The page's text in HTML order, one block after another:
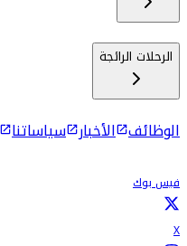
الرحلات الرائجة
الوظائف الأخبار سياساتنا
فيس بوك
X